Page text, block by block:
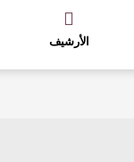
الأرشيف